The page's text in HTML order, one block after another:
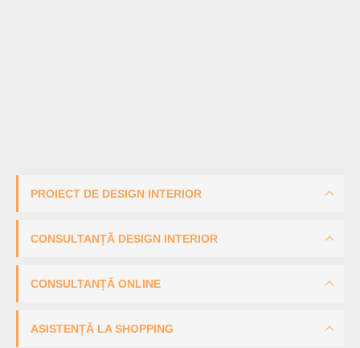
PROIECT DE DESIGN INTERIOR
CONSULTANȚĂ DESIGN INTERIOR
CONSULTANȚĂ ONLINE
ASISTENȚĂ LA SHOPPING